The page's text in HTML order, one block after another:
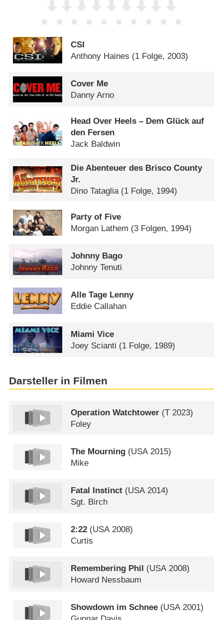
CSI
Anthony Haines (1 Folge, 2003)
Cover Me
Danny Arno
Head Over Heels – Dem Glück auf
den Fersen
Jack Baldwin
Die Abenteuer des Brisco County
Jr.
Dino Tataglia (1 Folge, 1994)
Party of Five
Morgan Lathem (3 Folgen, 1994)
Johnny Bago
Johnny Tenuti
Alle Tage Lenny
Eddie Callahan
Miami Vice
Joey Scianti (1 Folge, 1989)
Darsteller in Filmen
Operation Watchtower (T 2023)
Foley
The Mourning (USA 2015)
Mike
Fatal Instinct (USA2014)
Sgt. Birch
2:22 (USA2008)
Curtis
Remembering Phil (USA2008)
Howard Nessbaum
Showdown im Schnee (USA2001)